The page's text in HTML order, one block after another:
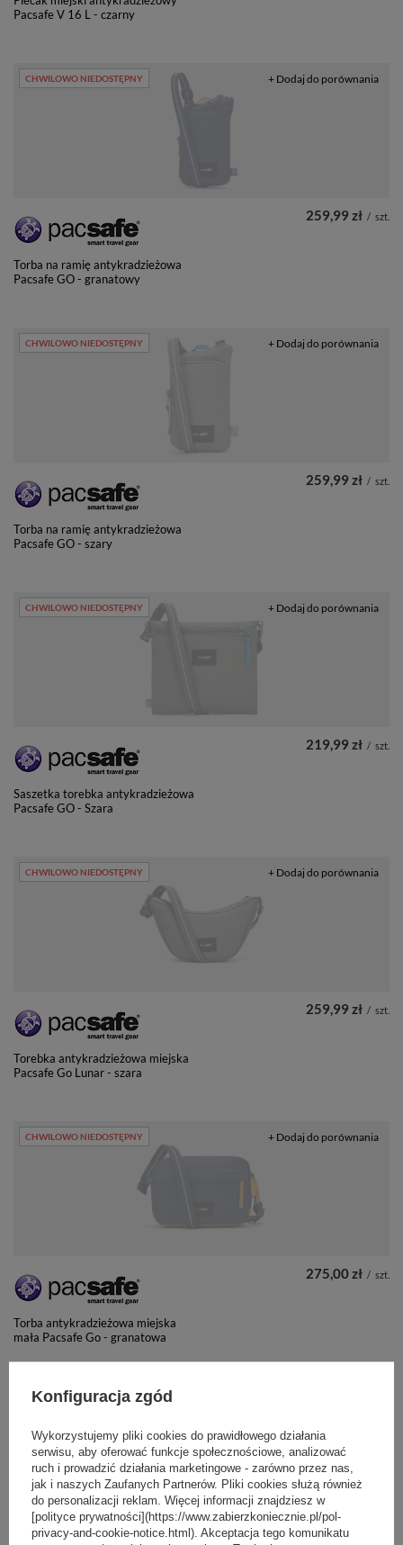
Pacsafe V 16 L - czarny
CHWILOWO NIEDOSTĘPNY
Torba na ramię antykradzieżowa
Pacsafe GO - granatowy
259,99 zł / szt.
+ Dodaj do porównania
CHWILOWO NIEDOSTĘPNY
Torba na ramię antykradzieżowa
Pacsafe GO - szary
259,99 zł / szt.
+ Dodaj do porównania
CHWILOWO NIEDOSTĘPNY
Saszetka torebka antykradzieżowa
Pacsafe GO - Szara
219,99 zł / szt.
+ Dodaj do porównania
CHWILOWO NIEDOSTĘPNY
Torebka antykradzieżowa miejska
Pacsafe Go Lunar - szara
259,99 zł / szt.
+ Dodaj do porównania
CHWILOWO NIEDOSTĘPNY
Torba antykradzieżowa miejska
mała Pacsafe Go - granatowa
275,00 zł / szt.
+ Dodaj do porównania
CHWILOWO NIEDOSTĘPNY
279,99 zł
Konfiguracja zgód
Wykorzystujemy pliki cookies do prawidłowego działania
serwisu, aby oferować funkcje społecznościowe, analizować
ruch i prowadzić działania marketingowe - zarówno przez nas,
jak i naszych Zaufanych Partnerów. Pliki cookies służą również
do personalizacji reklam. Więcej informacji znajdziesz w
[polityce prywatności](https://www.zabierzkoniecznie.pl/pol-
privacy-and-cookie-notice.html). Akceptacja tego komunikatu